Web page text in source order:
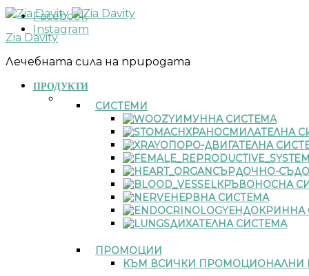
Facebook
Instagram
Zia Davity
Лечебната сила на природата
ПРОДУКТИ
СИСТЕМИ
ИМУННА СИСТЕМА
ХРАНОСМИЛАТЕЛНА
ОПОРО-ДВИГАТЕЛНА
СЪРДОЧНО-
КРЪВОНОСНА
НЕРВНА СИСТЕМА
ЕНДОКРИННА
ДИХАТЕЛНА СИСТЕМА
ПРОМОЦИИ
КЪМ ВСИЧКИ ПРОМОЦИОНАЛНИ